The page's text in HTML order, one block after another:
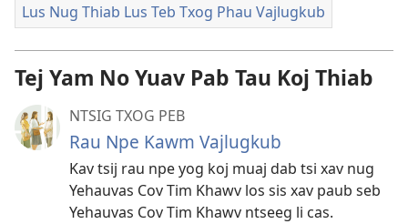
Lus Nug Thiab Lus Teb Txog Phau Vajlugkub
Tej Yam No Yuav Pab Tau Koj Thiab
NTSIG TXOG PEB
Rau Npe Kawm Vajlugkub
Kav tsij rau npe yog koj muaj dab tsi xav nug
Yehauvas Cov Tim Khawv los sis xav paub seb
Yehauvas Cov Tim Khawv ntseeg li cas.